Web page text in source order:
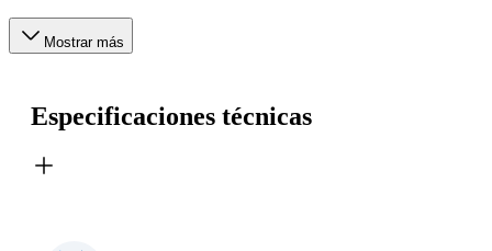
Mostrar más
Especificaciones técnicas